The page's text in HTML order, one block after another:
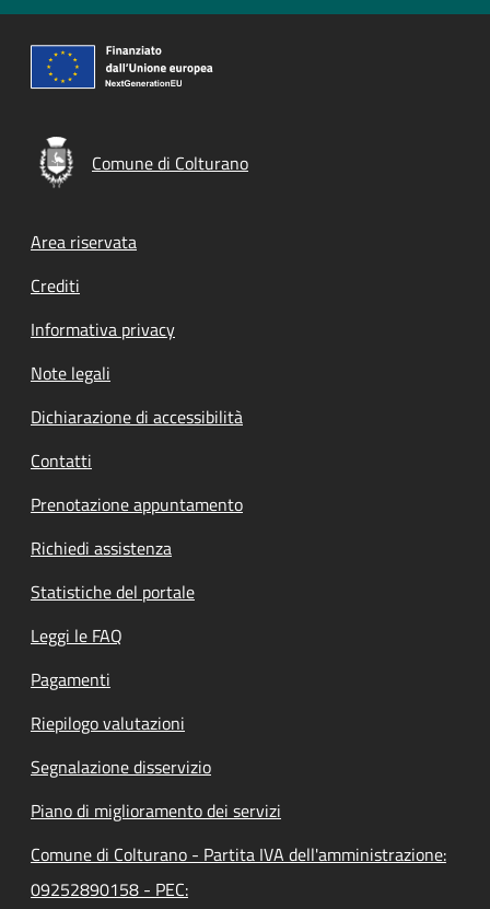
Comune di Colturano
Footer menu
Area riservata
Crediti
Informativa privacy
Note legali
Dichiarazione di accessibilità
Contatti
Prenotazione appuntamento
Richiedi assistenza
Statistiche del portale
Leggi le FAQ
Pagamenti
Riepilogo valutazioni
Segnalazione disservizio
Piano di miglioramento dei servizi
Comune di Colturano - Partita IVA dell'amministrazione:
09252890158 - PEC: